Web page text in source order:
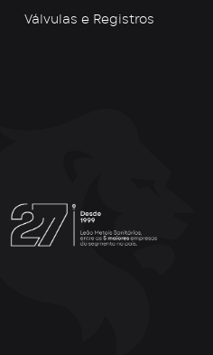
Válvulas e Registros